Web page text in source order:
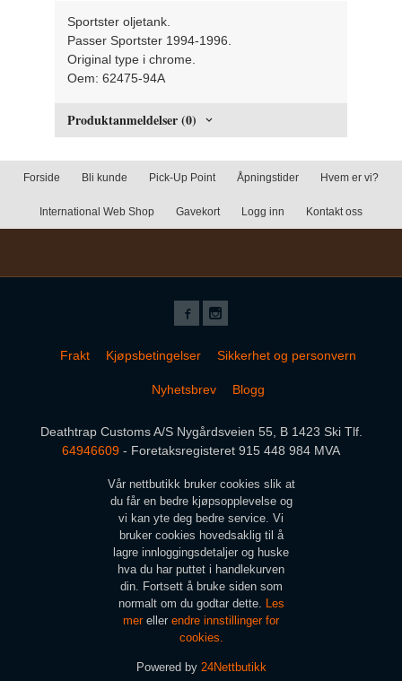
Sportster oljetank.
Passer Sportster 1994-1996.
Original type i chrome.
Oem: 62475-94A
Produktanmeldelser (0)
Forside Bli kunde Pick-Up Point Åpningstider Hvem er vi?
International Web Shop Gavekort Logg inn Kontakt oss
Frakt Kjøpsbetingelser Sikkerhet og personvern
Nyhetsbrev Blogg
Deathtrap Customs A/S Nygårdsveien 55, B 1423 Ski Tlf.
64946609 - Foretaksregisteret 915 448 984 MVA
Vår nettbutikk bruker cookies slik at
du får en bedre kjøpsopplevelse og
vi kan yte deg bedre service. Vi
bruker cookies hovedsaklig til å
lagre innloggingsdetaljer og huske
hva du har puttet i handlekurven
din. Fortsett å bruke siden som
normalt om du godtar dette. Les
mer eller endre innstillinger for
cookies.
Powered by 24Nettbutikk